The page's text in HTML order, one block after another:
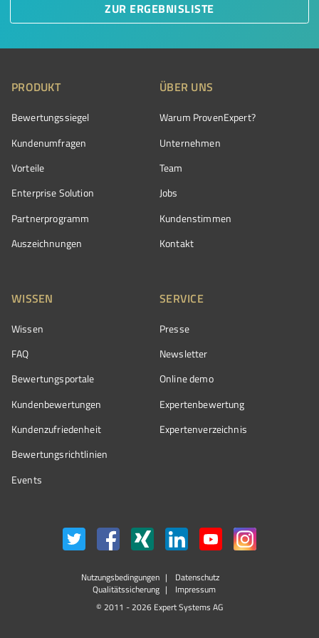
ZUR ERGEBNISLISTE
PRODUKT
Bewertungssiegel
Kundenumfragen
Vorteile
Enterprise Solution
Partnerprogramm
Auszeichnungen
ÜBER UNS
Warum ProvenExpert?
Unternehmen
Team
Jobs
Kundenstimmen
Kontakt
WISSEN
Wissen
FAQ
Bewertungsportale
Kundenbewertungen
Kundenzufriedenheit
Bewertungs­richtlinien
Events
SERVICE
Presse
Newsletter
Online demo
Expertenbewertung
Expertenverzeichnis
Nutzungsbedingungen
Datenschutz
Qualitätssicherung
Impressum
© 2011 - 2026 Expert Systems AG